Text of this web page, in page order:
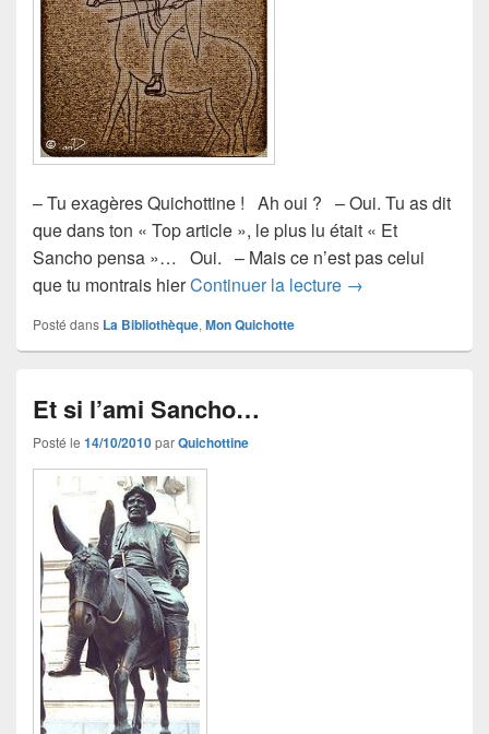
– Tu exagères Quichottine ! Ah oui ? – Oui. Tu as dit
que dans ton « Top article », le plus lu était « Et
Sancho pensa »… Oui. – Mais ce n’est pas celui
que tu montrais hierContinuer la lecture Et si l’ami
→
Posté dans La Bibliothèque,Mon Quichotte
Et si l’ami Sancho…
Posté le 14/10/2010parQuichottine